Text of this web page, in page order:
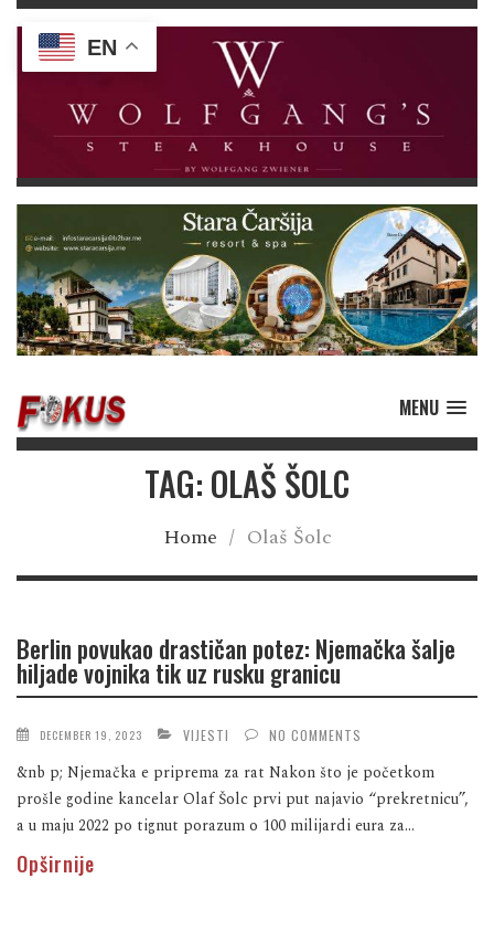
MENU
TAG: OLAŠ ŠOLC
Home / Olaš Šolc
Berlin povukao drastičan potez: Njemačka šalje
hiljade vojnika tik uz rusku granicu
DECEMBER 19, 2023 VIJESTI NO COMMENTS
&nb p; Njemačka e priprema za rat Nakon što je početkom
prošle godine kancelar Olaf Šolc prvi put najavio “prekretnicu”,
a u maju 2022 po tignut porazum o 100 milijardi eura za...
Opširnije
EN